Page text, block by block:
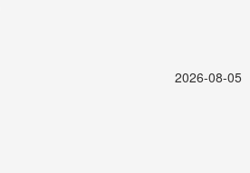
2026-08-05